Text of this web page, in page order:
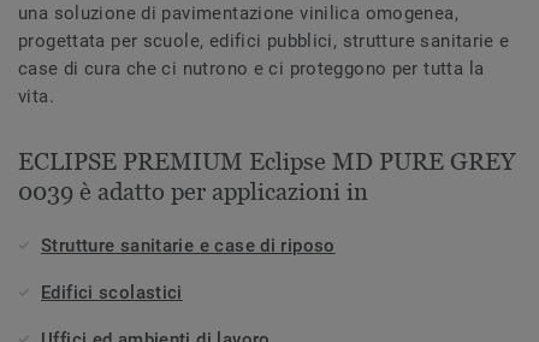
una soluzione di pavimentazione vinilica omogenea,
progettata per scuole, edifici pubblici, strutture sanitarie e
case di cura che ci nutrono e ci proteggono per tutta la
vita.
ECLIPSE PREMIUM Eclipse MD PURE GREY
0039 è adatto per applicazioni in
Strutture sanitarie e case di riposo
Edifici scolastici